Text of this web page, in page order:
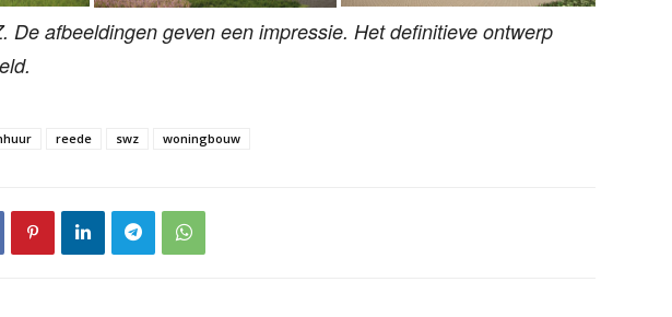
De afbeeldingen geven een impressie. Het definitieve ontwerp
reede swz woningbouw